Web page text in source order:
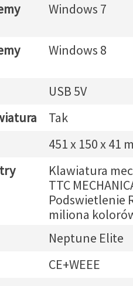
Windows 7
Windows 8
USB 5V
Tak
451 x 150 x 41
Klawiatura
TTC
Podswietlenie
miliona
Neptune Elite
CE+WEEE